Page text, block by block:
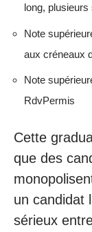
long,
Note
aux créneaux
Note
RdvPermis
Cette
que des
un candidat
sérieux